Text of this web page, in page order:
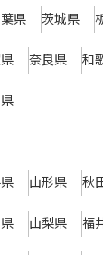
県 茨城県
奈良県 和
山形県 秋
山梨県 福